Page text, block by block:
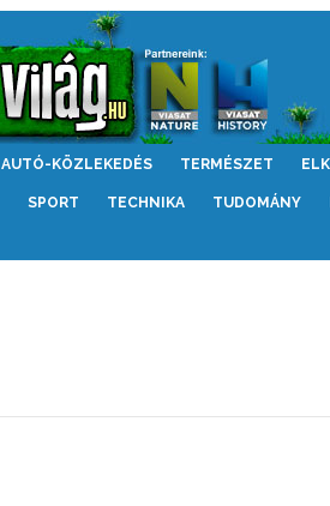
AUTÓ-KÖZLEKEDÉS TERMÉSZET
SPORT TECHNIKA TUDOMÁNY